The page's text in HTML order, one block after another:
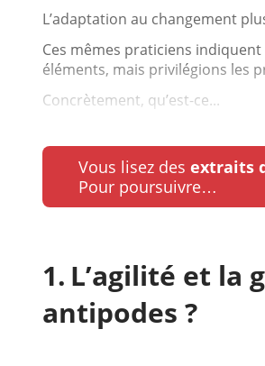
L’adaptation au changement
Ces mêmes praticiens
éléments, mais privilégions les
Concrètement, qu’est-ce...
Vous lisez des extraits
Pour poursuivre…
L’agilité et la
antipodes ?